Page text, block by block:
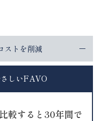
ストを削減
しいFAVO
較すると30年間で